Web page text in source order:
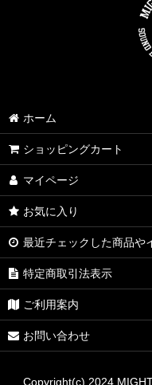
ホーム
ショッピングカート
マイページ
お気に入り
最近チェックした商品や
特定商取引法表示
ご利用案内
お問い合わせ
Copyright(c) 2024